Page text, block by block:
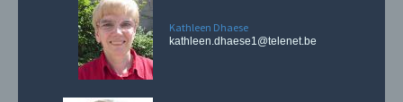
Kathleen Dhaese
kathleen.dhaese1@telenet.be